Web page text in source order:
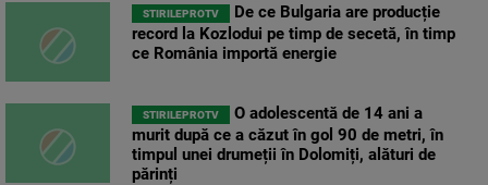
STIRILEPROTV
De ce Bulgaria are producție
record la Kozlodui pe timp de secetă, în timp
ce România importă energie
STIRILEPROTV
O adolescentă de 14 ani a
murit după ce a căzut în gol 90 de metri, în
timpul unei drumeții în Dolomiți, alături de
părinți